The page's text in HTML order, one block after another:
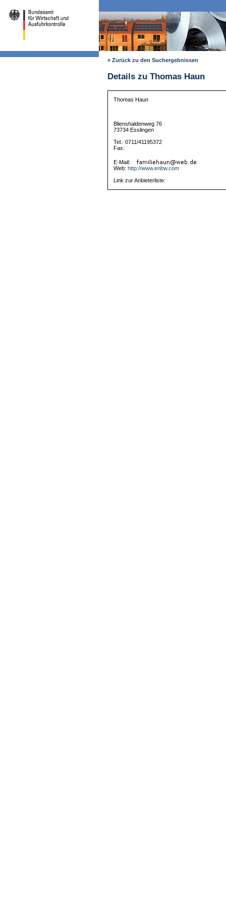
« Zurück zu den Suchergebnissen
Details zu Thomas Haun
Thomas Haun
Blienshaldenweg 76
73734 Esslingen
Tel.: 0711/41195372
Fax:
E-Mail:
Web: http://www.enbw.com
Link zur Anbieterliste: